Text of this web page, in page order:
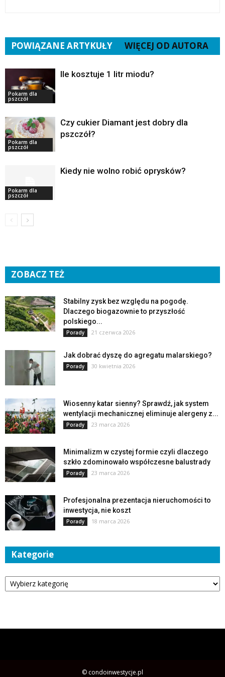
POWIĄZANE ARTYKUŁY WIĘCEJ OD AUTORA
Pokarm dla
pszczół
Ile kosztuje 1 litr miodu?
Pokarm dla
pszczół
Czy cukier Diamant jest dobry dla
pszczół?
Pokarm dla
pszczół
Kiedy nie wolno robić oprysków?
ZOBACZ TEŻ
Stabilny zysk bez względu na pogodę.
Dlaczego biogazownie to przyszłość
polskiego...
Porady 21 czerwca 2026
Jak dobrać dyszę do agregatu malarskiego?
Porady 30 kwietnia 2026
Wiosenny katar sienny? Sprawdź, jak system
wentylacji mechanicznej eliminuje alergeny z...
Porady 23 marca 2026
Minimalizm w czystej formie czyli dlaczego
szkło zdominowało współczesne balustrady
Porady 23 marca 2026
Profesjonalna prezentacja nieruchomości to
inwestycja, nie koszt
Porady 18 marca 2026
Kategorie
Kategorie
© condoinwestycje.pl